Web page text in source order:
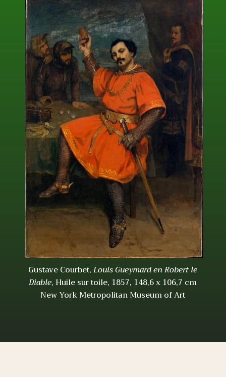
Gustave Courbet,Louis Gueymard en Robert le
Diable, Huile sur toile, 1857, 148,6 x 106,7 cm
New York Metropolitan Museum of Art